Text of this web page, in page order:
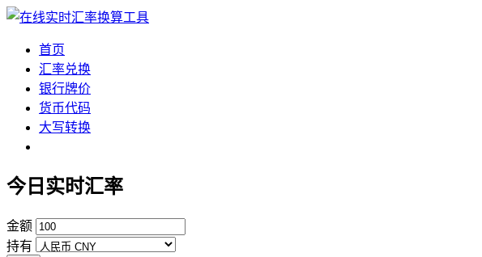
首页
汇率兑换
银行牌价
货币代码
大写转换
今日实时汇率
金额
持有